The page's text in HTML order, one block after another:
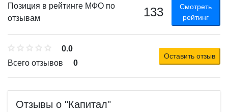
Позиция в рейтинге МФО по
отзывам
133
Смотреть
рейтинг
0.0
Всего отзывов
0
Оставить отзыв
Отзывы о "Капитал"